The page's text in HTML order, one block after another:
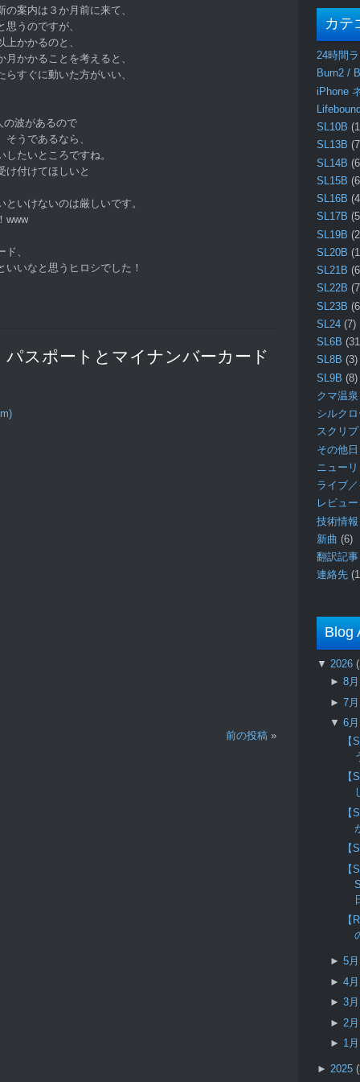
案内は３か月前に来て、
うのですが、
かかるのと、
かかることを考えると、
すぐに動いた方がいい、
の波があるので
うであるなら、
たいところですね。
け付けてほしいと
いけないのは厳しいです。
www
、
いなと思うヒロシでした！
パスポートとマイナンバーカード
前の投稿 »
カテ
24時間
Burn2 /
iPhone
SL10B
SL13B
SL14B
SL15B
SL16B
SL17B
SL19B
SL20B
SL21B
SL22B
SL23B
SL24 (7)
SL6B
SL8B (3)
SL9B (8)
クマ温
シルク
スクリ
その他
ニュー
ライブ
レビュ
技術情
新曲 (6)
翻訳記
連絡先
Blog
▼ 2026
► 8
► 7
▼ 6
► 5
► 4
► 3
► 2
► 1
► 2025